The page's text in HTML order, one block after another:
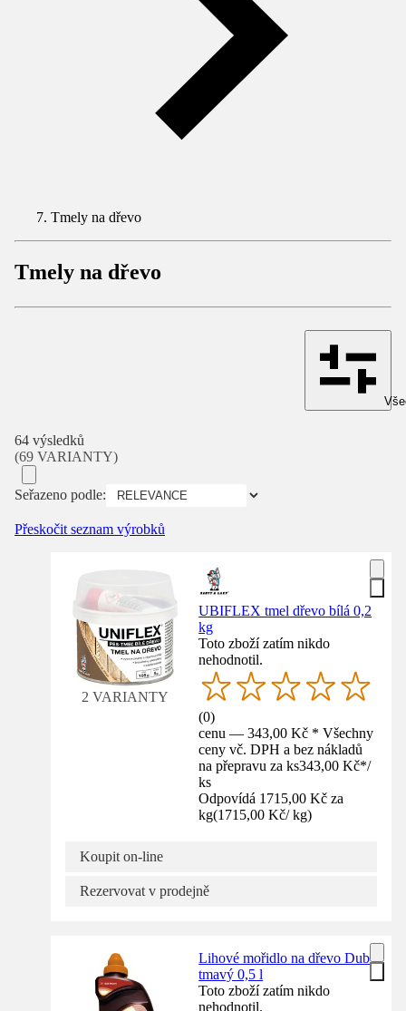
Tmely na dřevo
Tmely na dřevo
64 výsledků
(69 VARIANTY)
Seřazeno podle:
Přeskočit seznam výrobků
2 VARIANTY
UBIFLEX tmel dřevo bílá 0,2
kg
Toto zboží zatím nikdo
nehodnotil.
(0)
cenu — 343,00 Kč * Všechny
ceny vč. DPH a bez nákladů
na přepravu za ks343,00 Kč*/
ks
Odpovídá 1715,00 Kč za
kg(1715,00 Kč/ kg)
Koupit on-line
Rezervovat v prodejně
Lihové mořidlo na dřevo Dub
tmavý 0,5 l
Toto zboží zatím nikdo
nehodnotil.